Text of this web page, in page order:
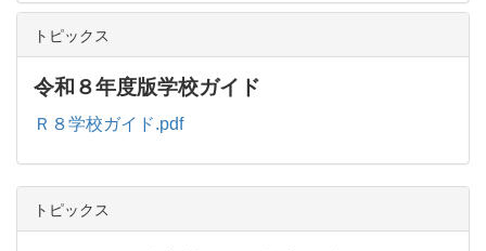
トピックス
令和８年度版学校ガイド
Ｒ８学校ガイド.pdf
トピックス